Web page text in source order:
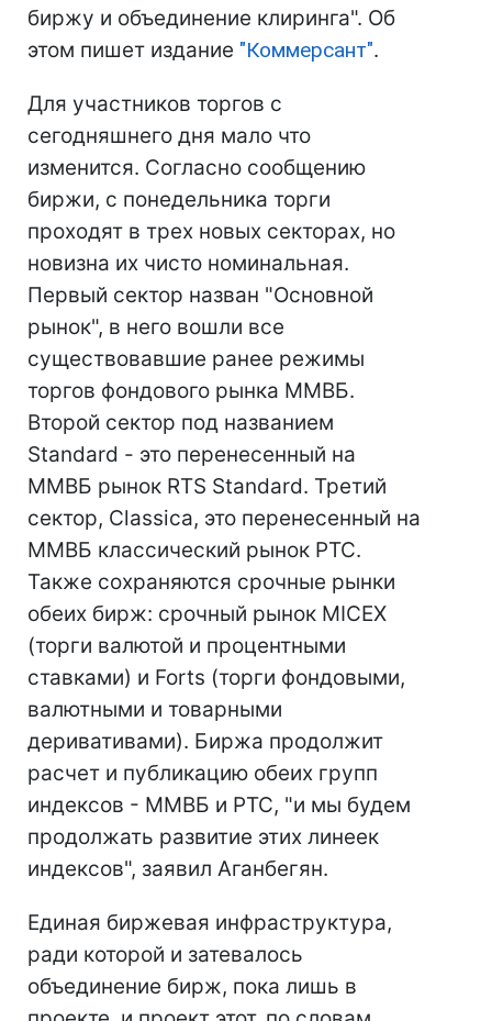
биржу и объединение клиринга". Об
этом пишет издание "Коммерсант".
Для участников торгов с
сегодняшнего дня мало что
изменится. Согласно сообщению
биржи, с понедельника торги
проходят в трех новых секторах, но
новизна их чисто номинальная.
Первый сектор назван "Основной
рынок", в него вошли все
существовавшие ранее режимы
торгов фондового рынка ММВБ.
Второй сектор под названием
Standard - это перенесенный на
ММВБ рынок RTS Standard. Третий
сектор, Classica, это перенесенный на
ММВБ классический рынок РТС.
Также сохраняются срочные рынки
обеих бирж: срочный рынок MICEX
(торги валютой и процентными
ставками) и Forts (торги фондовыми,
валютными и товарными
деривативами). Биржа продолжит
расчет и публикацию обеих групп
индексов - ММВБ и РТС, "и мы будем
продолжать развитие этих линеек
индексов", заявил Аганбегян.
Единая биржевая инфраструктура,
ради которой и затевалось
объединение бирж, пока лишь в